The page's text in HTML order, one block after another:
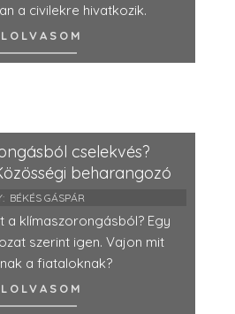
a civilekre hivatkozik.
cselekvés?
beharangozó
BÉKÉS GÁSPÁR
a klímaszorongásból? Egy
szerint igen. Vajon mit
a fiataloknak?